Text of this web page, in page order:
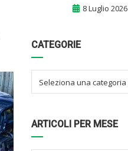
8 Luglio 2026
CATEGORIE
Seleziona una categoria
ARTICOLI PER MESE